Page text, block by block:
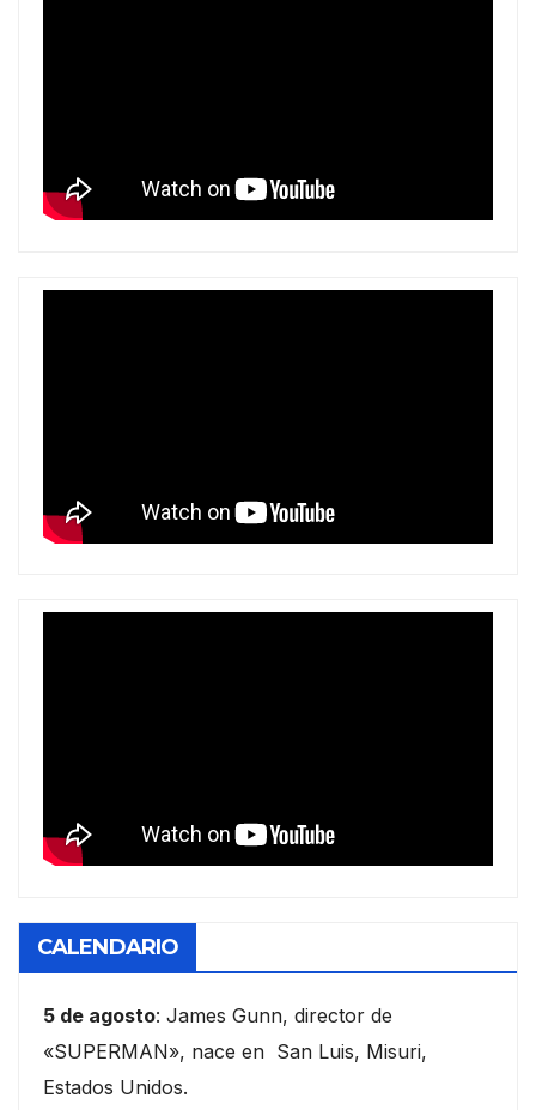
CALENDARIO
5 de agosto: James Gunn, director de
«SUPERMAN», nace en San Luis, Misuri,
Estados Unidos.